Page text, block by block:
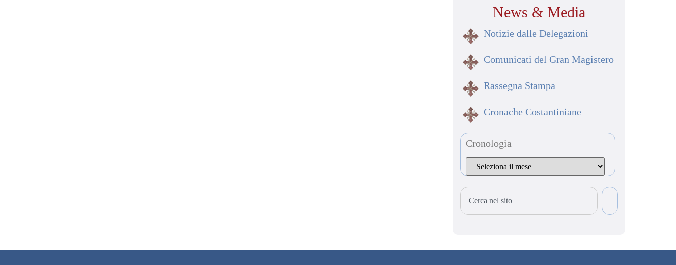
News & Media
Notizie dalle Delegazioni
Comunicati del Gran Magistero
Rassegna Stampa
Cronache Costantiniane
Cronologia